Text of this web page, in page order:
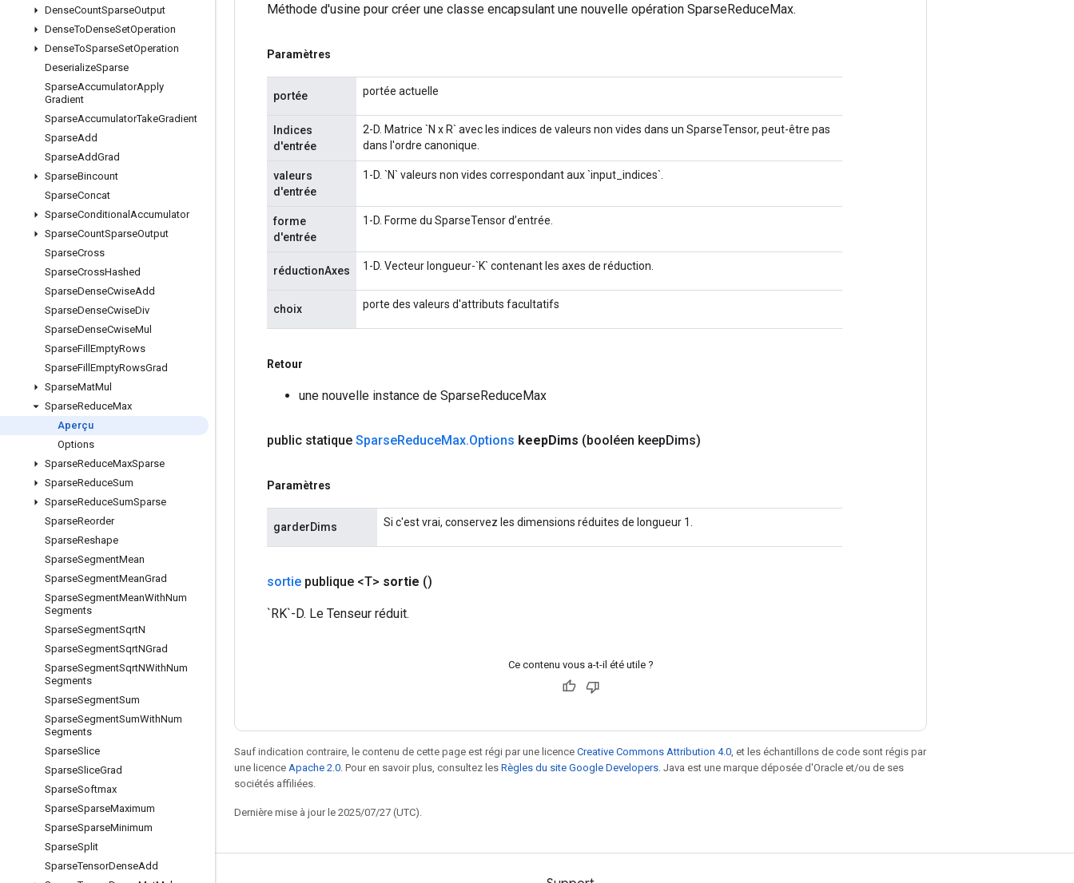
DenseCountSparseOutput
DenseToDenseSetOperation
DenseToSparseSetOperation
DeserializeSparse
SparseAccumulatorApply
Gradient
SparseAccumulatorTakeGradient
SparseAdd
SparseAddGrad
SparseBincount
SparseConcat
SparseConditional Accumulator
SparseCountSparseOutput
SparseCross
SparseCrossHashed
SparseDenseCwiseAdd
SparseDenseCwiseDiv
SparseDenseCwiseMul
SparseFill EmptyRows
SparseFill EmptyRowsGrad
SparseMatMul
SparseReduceMax
Aperçu
Options
SparseReduceMaxSparse
SparseReduceSum
SparseReduceSumSparse
SparseReorder
SparseReshape
SparseSegmentMean
SparseSegmentMeanGrad
SparseSegmentMeanWithNum
Segments
SparseSegmentSqrtN
SparseSegmentSqrtNGrad
SparseSegmentSqrtNWithNum
Segments
SparseSegmentSum
SparseSegmentSumWithNum
Segments
SparseSlice
SparseSliceGrad
SparseSoftmax
SparseSparseMaximum
SparseSparseMinimum
SparseSplit
SparseTensorDenseAdd
Méthode d'usine pour créer une classe encapsulant une nouvelle opération SparseReduceMax.
Paramètres
portée portée actuelle
Indices
d'entrée
2-D. Matrice `N x R` avec les indices de valeurs non vides dans un SparseTensor, peut-être pas
dans l'ordre canonique.
valeurs
d'entrée
1-D. `N` valeurs non vides correspondant aux `input_indices`.
forme
d'entrée
1-D. Forme du SparseTensor d’entrée.
réductionAxes 1-D. Vecteur longueur-`K` contenant les axes de réduction.
choix porte des valeurs d'attributs facultatifs
Retour
une nouvelle instance de SparseReduceMax
public statique SparseReduceMax.Options keepDims (booléen keepDims)
Paramètres
garderDims Si c'est vrai, conservez les dimensions réduites de longueur 1.
sortie publique <T> sortie ()
`RK`-D. Le Tenseur réduit.
Ce contenu vous a-t-il été utile ?
Sauf indication contraire, le contenu de cette page est régi par une licence Creative Commons Attribution 4.0 , et les échantillons de code sont régis par
une licence Apache 2.0 . Pour en savoir plus, consultez les Règles du site Google Developers . Java est une marque déposée d'Oracle et/ou de ses
sociétés affiliées.
Dernière mise à jour le 2025/07/27 (UTC).